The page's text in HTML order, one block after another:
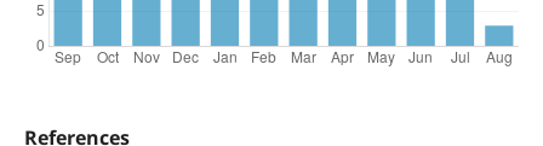
References